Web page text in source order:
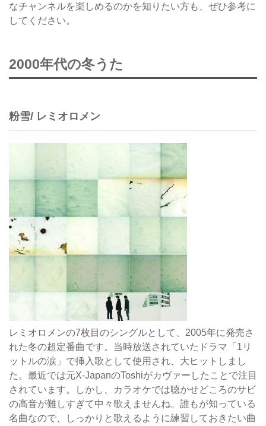
なチャンネルを楽しめるのかを知りたい方も、ぜひ参考に
してください。
2000年代の冬うた
粉雪/ レミオロメン
レミオロメンの7枚目のシングルとして、2005年に発売さ
れた冬の超定番曲です。当時放送されていたドラマ「1リ
ットルの涙」で挿入歌として使用され、大ヒットしまし
た。最近では元X-JapanのToshiがカヴァーしたことで注目
されています。しかし、カラオケでは聴かせどころのサビ
の高音が難しすぎて中々歌えませんね。誰もが知っている
名曲なので、しっかりと歌えるように練習しておきたい曲